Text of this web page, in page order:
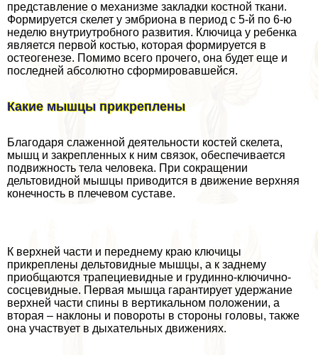
представление о механизме закладки костной ткани.
Формируется скелет у эмбриона в период с 5-й по 6-ю
неделю внутриутробного развития. Ключица у ребенка
является первой костью, которая формируется в
остеогенезе. Помимо всего прочего, она будет еще и
последней абсолютно сформировавшейся.
Какие мышцы прикреплены
Благодаря слаженной деятельности костей скелета,
мышц и закрепленных к ним связок, обеспечивается
подвижность тела человека. При сокращении
дельтовидной мышцы приводится в движение верхняя
конечность в плечевом суставе.
К верхней части и переднему краю ключицы
прикреплены дельтовидные мышцы, а к заднему
приобщаются трапециевидные и гpyдинно-ключично-
сосцевидные. Первая мышца гарантирует удержание
верхней части спины в вертикальном положении, а
вторая – наклоны и повороты в стороны головы, также
она участвует в дыхательных движениях.